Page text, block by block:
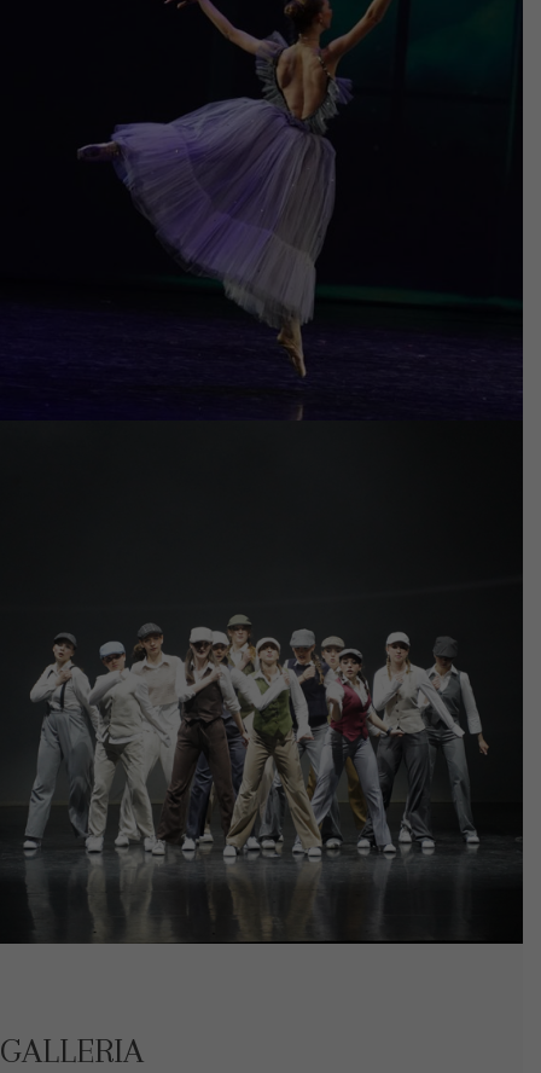
anno scolastico 2022-2023
FOTO SAGGIO
anno scolastico 2024-2025
FOTO SAGGIO
GALLERIA